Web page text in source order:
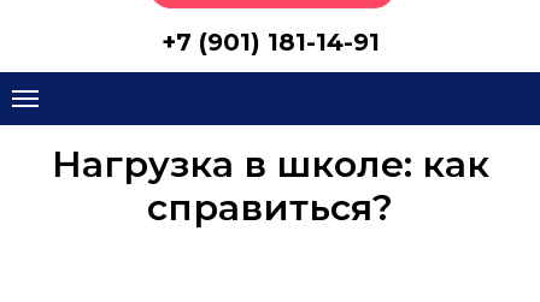
+7 (901) 181-14-91
Нагрузка в школе: как
справиться?